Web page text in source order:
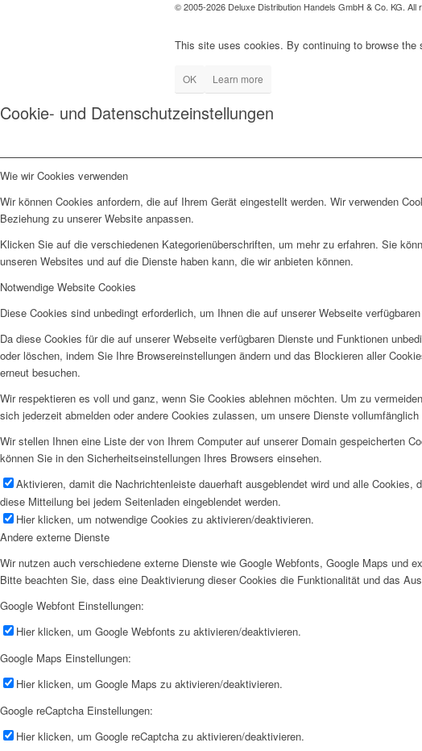
© 2005-2026 Deluxe Distribution Handels GmbH & Co. KG. All
This site uses cookies. By continuing to browse
OK Learn more
Cookie- und Datenschutzeinstellungen
Wie wir Cookies verwenden
Wir können Cookies anfordern, die auf Ihrem Gerät eingestellt werden. Wir verwenden
Beziehung zu unserer Website anpassen.
Klicken Sie auf die verschiedenen Kategorienüberschriften, um mehr zu erfahren. Sie
unseren Websites und auf die Dienste haben kann, die wir anbieten können.
Notwendige Website Cookies
Diese Cookies sind unbedingt erforderlich, um Ihnen die auf unserer Webseite
Da diese Cookies für die auf unserer Webseite verfügbaren Dienste und Funktionen
oder löschen, indem Sie Ihre Browsereinstellungen ändern und das Blockieren aller
erneut besuchen.
Wir respektieren es voll und ganz, wenn Sie Cookies ablehnen möchten. Um zu
sich jederzeit abmelden oder andere Cookies zulassen, um unsere Dienste
Wir stellen Ihnen eine Liste der von Ihrem Computer auf unserer Domain gespeicherten
können Sie in den Sicherheitseinstellungen Ihres Browsers einsehen.
Aktivieren, damit die Nachrichtenleiste dauerhaft ausgeblendet wird und alle
diese Mitteilung bei jedem Seitenladen eingeblendet werden.
Hier klicken, um notwendige Cookies zu aktivieren/deaktivieren.
Andere externe Dienste
Wir nutzen auch verschiedene externe Dienste wie Google Webfonts, Google Maps und
Bitte beachten Sie, dass eine Deaktivierung dieser Cookies die Funktionalität und das
Google Webfont Einstellungen:
Hier klicken, um Google Webfonts zu aktivieren/deaktivieren.
Google Maps Einstellungen:
Hier klicken, um Google Maps zu aktivieren/deaktivieren.
Google reCaptcha Einstellungen:
Hier klicken, um Google reCaptcha zu aktivieren/deaktivieren.